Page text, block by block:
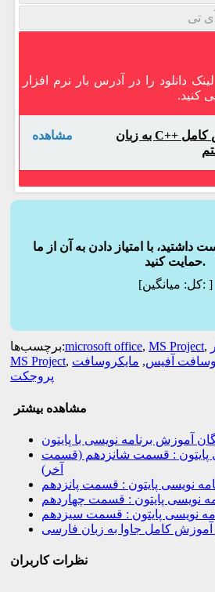
تی
دانلود را در آدرس بار نرم افزار
کنید.
مشاهده
دانلود فیلم آموزش کامل ++C به زبان
داشتید، با امتیاز دادن به آن از ما
حمایت کنید.
[کل:میانگین: ]
برچسب‌ها:microsoft office, MS Project,
MS Project, آفیس, مایکروسافت
پروجکت
مشاهده بیشتر
آموزش برنامه نویسی با پایتون
پایتون : قسمت شانزدهم (قسمت
آخر)
نویسی پایتون : قسمت پانزدهم
نویسی پایتون : قسمت چهاردهم
نویسی پایتون : قسمت سیزدهم
آموزش کامل جاوا به زبان فارسی
نظرات کاربران